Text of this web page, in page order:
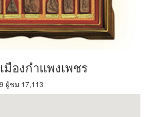
มืองกำแพงเพชร
ผู้ชม 17,113